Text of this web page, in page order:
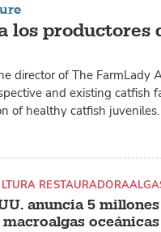
los productores
director of The FarmLady
and existing catfish
of healthy catfish juveniles.
anuncia 5
oceánicas
RESTAURADORA